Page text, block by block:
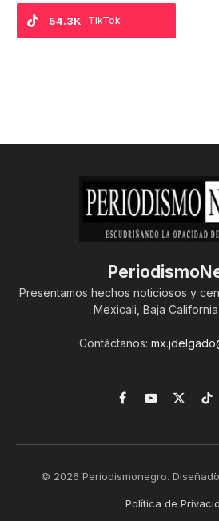
TikTok
54.3K
Presentamos hechos noticiosos y
Mexicali, Baja
Contáctanos:
Facebook
YouTube
X
© 2026 Periodismonegro.
Política de